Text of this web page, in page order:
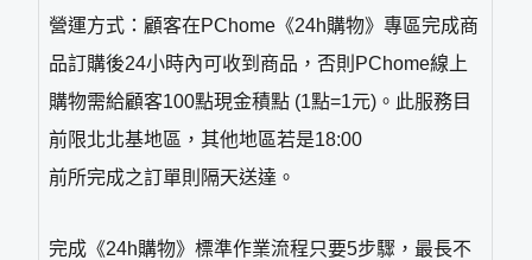
營運方式：顧客在PChome《24h購物》專區完成商
品訂購後24小時內可收到商品，否則PChome線上
購物需給顧客100點現金積點 (1點=1元)。此服務目
前限北北基地區，其他地區若是18:00
前所完成之訂單則隔天送達。
完成《24h購物》標準作業流程只要5步驟，最長不